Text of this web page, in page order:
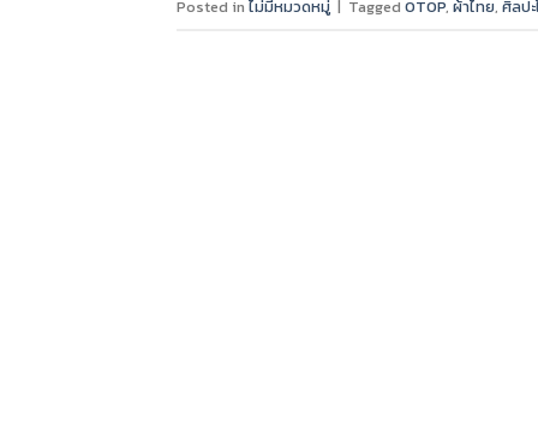
Posted in ไม่มีหมวดหมู่ | Tagged OTOP, ผ้าไทย, ศิลป